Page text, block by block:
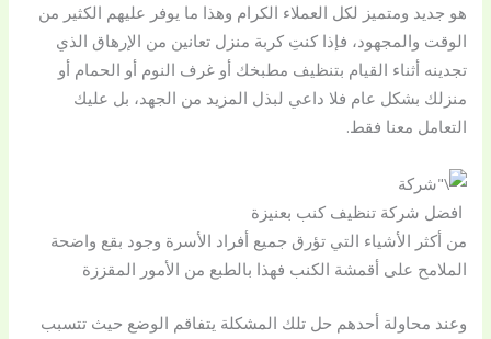
هو جديد ومتميز لكل العملاء الكرام وهذا ما يوفر عليهم الكثير من
الوقت والمجهود، فإذا كنتِ كربة منزل تعانين من الإرهاق الذي
تجدينه أثناء القيام بتنظيف مطبخك أو غرف النوم أو الحمام أو
منزلك بشكل عام فلا داعي لبذل المزيد من الجهد، بل عليك
التعامل معنا فقط.
افضل شركة تنظيف كنب بعنيزة
من أكثر الأشياء التي تؤرق جميع أفراد الأسرة وجود بقع واضحة
الملامح على أقمشة الكنب فهذا بالطبع من الأمور المقززة
وعند محاولة أحدهم حل تلك المشكلة يتفاقم الوضع حيث تتسبب